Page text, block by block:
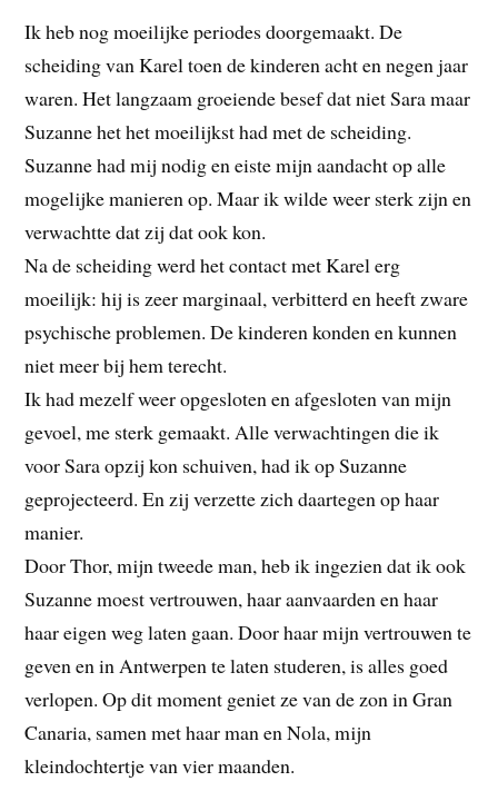
Ik heb nog moeilijke periodes doorgemaakt. De
scheiding van Karel toen de kinderen acht en negen jaar
waren. Het langzaam groeiende besef dat niet Sara maar
Suzanne het het moeilijkst had met de scheiding.
Suzanne had mij nodig en eiste mijn aandacht op alle
mogelijke manieren op. Maar ik wilde weer sterk zijn en
verwachtte dat zij dat ook kon.
Na de scheiding werd het contact met Karel erg
moeilijk: hij is zeer marginaal, verbitterd en heeft zware
psychische problemen. De kinderen konden en kunnen
niet meer bij hem terecht.
Ik had mezelf weer opgesloten en afgesloten van mijn
gevoel, me sterk gemaakt. Alle verwachtingen die ik
voor Sara opzij kon schuiven, had ik op Suzanne
geprojecteerd. En zij verzette zich daartegen op haar
manier.
Door Thor, mijn tweede man, heb ik ingezien dat ik ook
Suzanne moest vertrouwen, haar aanvaarden en haar
haar eigen weg laten gaan. Door haar mijn vertrouwen te
geven en in Antwerpen te laten studeren, is alles goed
verlopen. Op dit moment geniet ze van de zon in Gran
Canaria, samen met haar man en Nola, mijn
kleindochtertje van vier maanden.